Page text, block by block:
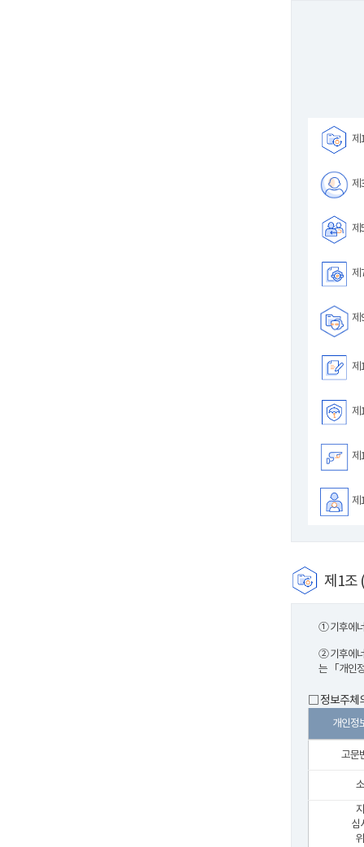
제
제
제
제
제
제
제
제
제
제1조
① 기후에너
② 기후에너
는 「개인
□ 정보주체
개인정
고문
심